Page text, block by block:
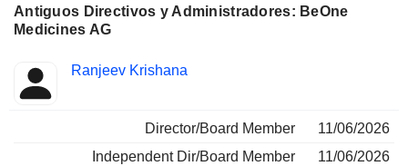
Antiguos Directivos y Administradores: BeOne
Medicines AG
Insider
Funciones
ocupadas
Ranjeev Krishana
Director/Board Member
11/06/2026
Independent Dir/Board Member
11/06/2026
empresa incluye Sonrotoclax, Tarlatamab, Zanidatamab,
Blinatumomab, BGB-26808, BGB-R046, BG-68501, BG-